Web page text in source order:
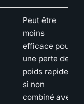
Peut être
moins
efficace pour
une perte de
poids rapide
si non
combiné avec